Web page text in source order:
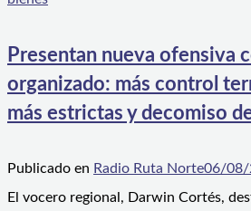
Presentan nueva ofensiva
organizado: más control
más estrictas y decomiso
Publicado en Radio Ruta Norte06/08/
El vocero regional, Darwin Cortés,